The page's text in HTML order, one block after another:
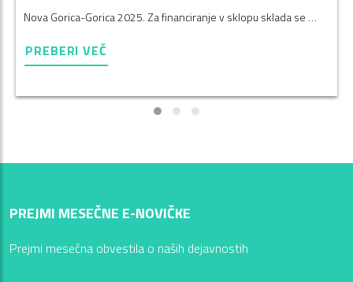
Nova Gorica-Gorica 2025. Za financiranje v sklopu sklada se …
PREBERI VEČ
PREJMI MESEČNE E-NOVIČKE
Prejmi mesečna obvestila o naših dejavnostih